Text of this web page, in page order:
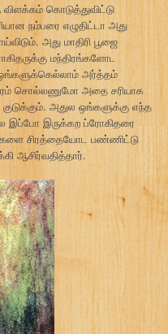
கொடுத்துவிட்டு
நம்பரை எழுதிட்டா அது
அது மாதிரி பூஜை
மந்திரங்களோட
அர்த்தம்
சொல்லணுமோ அதை சரியாக
அதுல ஒங்களுக்கு எந்த
இப்போ இருக்கற ப்ரோகிதரை
சிரத்தையோட பண்ணிட்டு
ஆசிர்வதித்தார்.